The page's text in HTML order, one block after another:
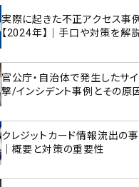
実際に起きた不正アクセス事
【2024年】｜手口や対策を解
官公庁・自治体で発生したサ
撃/インシデント事例とその原
クレジットカード情報流出の
｜概要と対策の重要性